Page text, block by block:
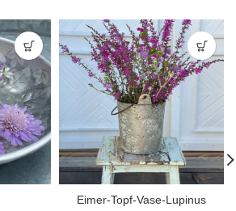
Eimer-Topf-Vase-Lupinus